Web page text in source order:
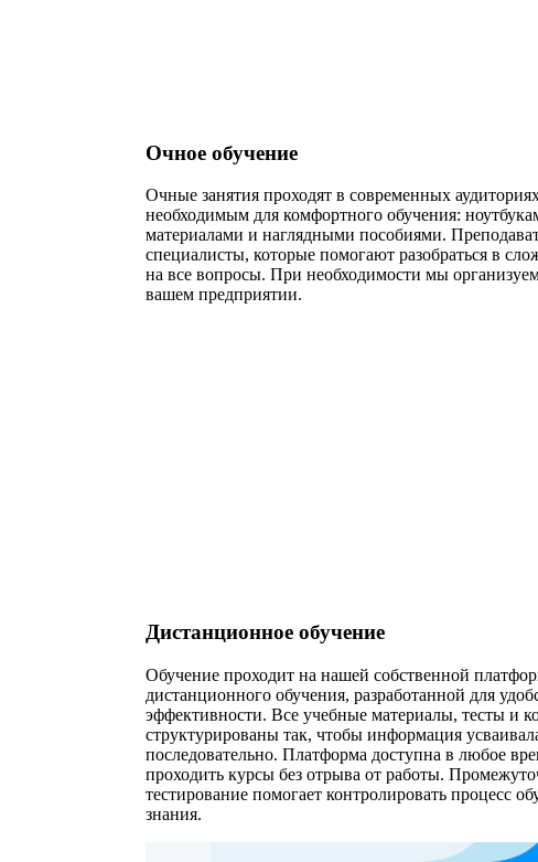
Очное обучение
Очные занятия проходят в современных
необходимым для комфортного обучения:
материалами и наглядными пособиями.
специалисты, которые помогают разобраться в
на все вопросы. При необходимости мы
вашем предприятии.
Дистанционное обучение
Обучение проходит на нашей собственной
дистанционного обучения, разработанной для
эффективности. Все учебные материалы, тесты и
структурированы так, чтобы информация
последовательно. Платформа доступна в любое
проходить курсы без отрыва от работы.
тестирование помогает контролировать процесс
знания.